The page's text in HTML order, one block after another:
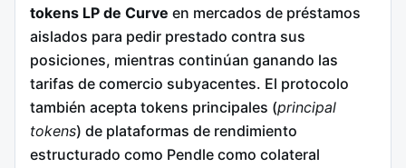
tokens LP de Curve en mercados de préstamos
aislados para pedir prestado contra sus
posiciones, mientras continúan ganando las
tarifas de comercio subyacentes. El protocolo
también acepta tokens principales (principal
tokens) de plataformas de rendimiento
estructurado como Pendle como colateral